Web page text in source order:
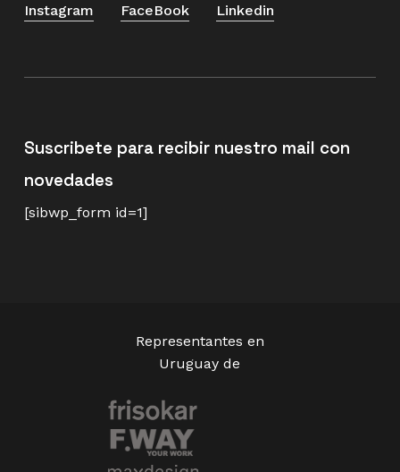
Instagram FaceBook Linkedin
Suscribete para recibir nuestro mail con
novedades
[sibwp_form id=1]
Representantes en
Uruguay de